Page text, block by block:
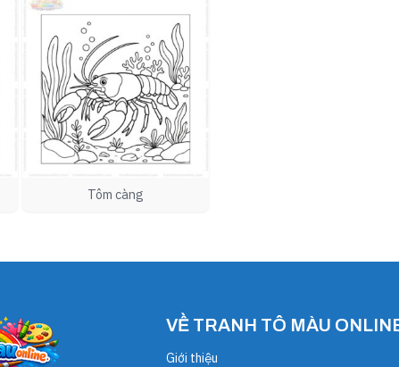
Tôm càng
VỀ TRANH TÔ MÀU
Giới thiệu